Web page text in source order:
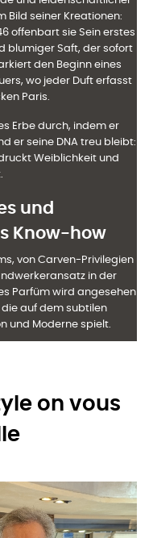
Bild seiner Kreationen:
offenbart sie Sein erstes
blumiger Saft, der sofort
den Beginn eines
wo jeder Duft erfasst
Paris.
Erbe durch, indem er
er seine DNA treu bleibt:
Weiblichkeit und
und
Know-how
von Carven-Privilegien
in der
Parfüm wird angesehen
die auf dem subtilen
und Moderne spielt.
on vous